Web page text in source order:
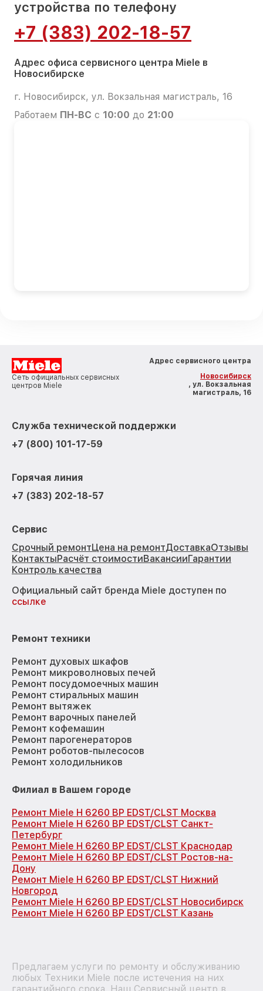
устройства по телефону
+7 (383) 202-18-57
Адрес офиса сервисного центра Miele в
Новосибирске
г. Новосибирск, ул. Вокзальная магистраль, 16
Работаем ПН-ВС с 10:00 до 21:00
Сеть официальных сервисных
центров Miele
Адрес сервисного центра
Новосибирск
, ул. Вокзальная
магистраль, 16
Служба технической поддержки
+7 (800) 101-17-59
Горячая линия
+7 (383) 202-18-57
Сервис
Срочный ремонтЦена на ремонтДоставкаОтзывы
КонтактыРасчёт стоимостиВакансииГарантии
Контроль качества
Официальный сайт бренда Miele доступен по
ссылке
Ремонт техники
Ремонт духовых шкафов
Ремонт микроволновых печей
Ремонт посудомоечных машин
Ремонт стиральных машин
Ремонт вытяжек
Ремонт варочных панелей
Ремонт кофемашин
Ремонт парогенераторов
Ремонт роботов-пылесосов
Ремонт холодильников
Филиал в Вашем городе
Ремонт Miele H 6260 BP EDST/CLST Москва
Ремонт Miele H 6260 BP EDST/CLST Санкт-
Петербург
Ремонт Miele H 6260 BP EDST/CLST Краснодар
Ремонт Miele H 6260 BP EDST/CLST Ростов-на-
Дону
Ремонт Miele H 6260 BP EDST/CLST Нижний
Новгород
Ремонт Miele H 6260 BP EDST/CLST Новосибирск
Ремонт Miele H 6260 BP EDST/CLST Казань
Предлагаем услуги по ремонту и обслуживанию
любых Техники Miele после истечения на них